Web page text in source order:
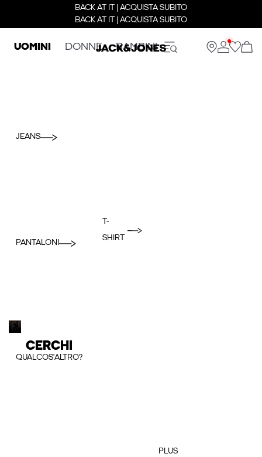
BACK AT IT | ACQUISTA SUBITO
BACK AT IT | ACQUISTA SUBITO
UOMINI DONNE BAMBINI
JEANS
PANTALONI
T-
SHIRT
CERCHI
QUALCOS'ALTRO?
PLUS